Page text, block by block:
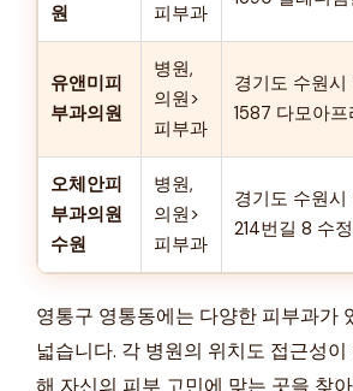
원
피부과
유앤미피
부과의원
병원,
의원>
피부과
경기도 수원
1587 다모아
오체안피
부과의원
수원
병원,
의원>
피부과
경기도 수원
214번길 8 수
영통구 영통동에는 다양한 피부과가
넓습니다. 각 병원의 위치도 접근성
해 자신의 피부 고민에 맞는 곳을 찾